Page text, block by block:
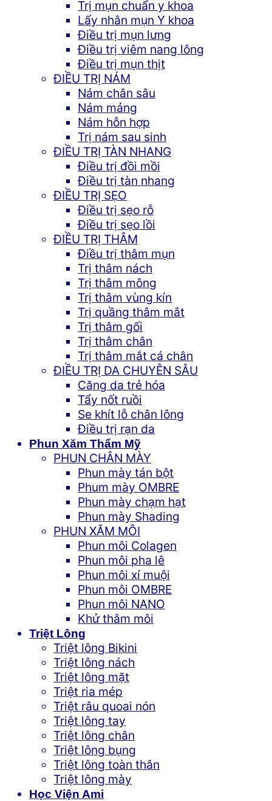
Trị mụn chuẩn y khoa
Lấy nhân mụn Y khoa
Điều trị mụn lưng
Điều trị viêm nang lông
Điều trị mụn thịt
ĐIỀU TRỊ NÁM
Nám chân sâu
Nám mảng
Nám hỗn hợp
Trị nám sau sinh
ĐIỀU TRỊ TÀN NHANG
Điều trị đồi mồi
Điều trị tàn nhang
ĐIỀU TRỊ SẸO
Điều trị sẹo rỗ
Điều trị sẹo lồi
ĐIỀU TRỊ THÂM
Điều trị thâm mụn
Trị thâm nách
Trị thâm mông
Trị thâm vùng kín
Trị quầng thâm mắt
Trị thâm gối
Trị thâm chân
Trị thâm mắt cá chân
ĐIỀU TRỊ DA CHUYÊN SÂU
Căng da trẻ hóa
Tẩy nốt ruồi
Se khít lỗ chân lông
Điều trị rạn da
Phun Xăm Thẩm Mỹ
PHUN CHÂN MÀY
Phun mày tán bột
Phum mày OMBRE
Phun mày chạm hạt
Phun mày Shading
PHUN XĂM MÔI
Phun môi Colagen
Phun môi pha lê
Phun môi xí muội
Phun môi OMBRE
Phun môi NANO
Khử thâm môi
Triệt Lông
Triệt lông Bikini
Triệt lông nách
Triệt lông mặt
Triệt ria mép
Triệt râu quoai nón
Triệt lông tay
Triệt lông chân
Triệt lông bụng
Triệt lông toàn thân
Triệt lông mày
Học Viện Ami